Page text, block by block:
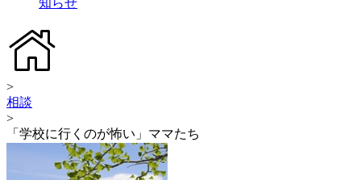
>
相談
>
「学校に行くのが怖い」ママたち